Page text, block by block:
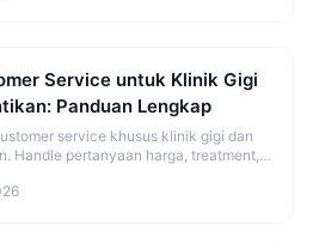
Service untuk Klinik Gigi
Panduan Lengkap
service khusus klinik gigi dan
Handle pertanyaan harga, treatment,